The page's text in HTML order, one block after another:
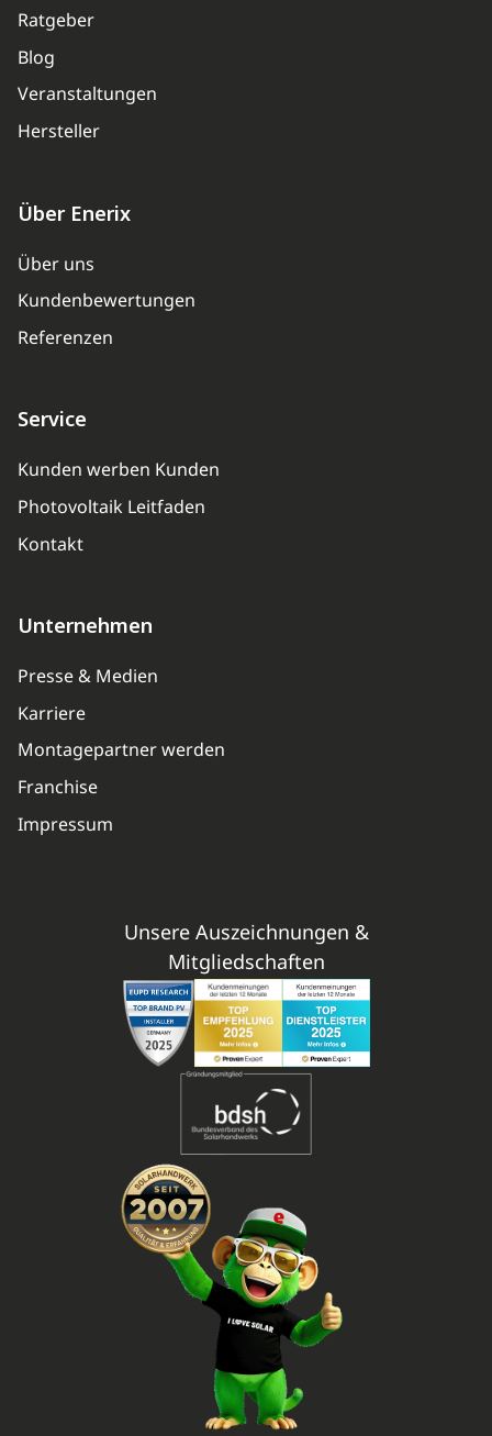
Ratgeber
Blog
Veranstaltungen
Hersteller
Über Enerix
Über uns
Kundenbewertungen
Referenzen
Service
Kunden werben Kunden
Photovoltaik Leitfaden
Kontakt
Unternehmen
Presse & Medien
Karriere
Montagepartner werden
Franchise
Impressum
Unsere Auszeichnungen &
Mitgliedschaften